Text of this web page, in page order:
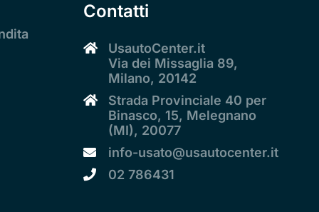
Contatti
UsautoCenter.it
Via dei Missaglia 89,
Milano, 20142
Strada Provinciale 40 per
Binasco, 15, Melegnano
(MI), 20077
info-usato@usautocenter.it
02 786431